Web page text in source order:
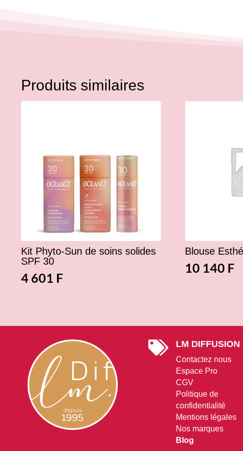
Produits similaires
Kit Phyto-Sun de soins solides
SPF 30
4 601 F
Blouse
10 140 F
 LM DIFFUSION
Contactez nous
Espace Pro
CGV
Politique de
confidentialité
Mentions légales
Nos marques
Blog